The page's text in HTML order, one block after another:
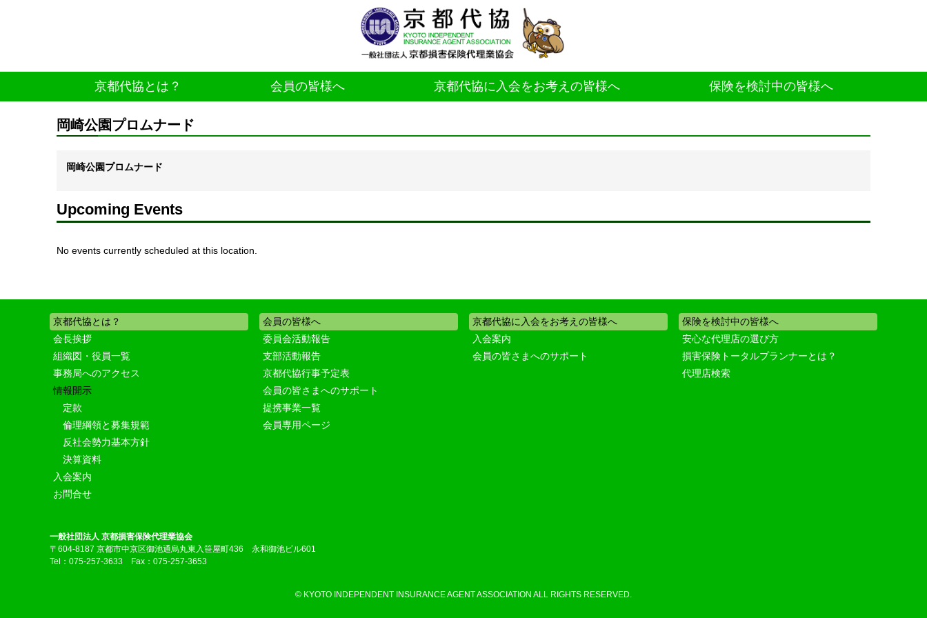
京都代協とは？ 会員の皆様へ 京都代協に入会をお考えの皆様へ 保険を検討中の皆様へ
岡崎公園プロムナード
岡崎公園プロムナード
Upcoming Events
No events currently scheduled at this location.
京都代協とは？
会長挨拶
組織図・役員一覧
事務局へのアクセス
情報開示
定款
倫理綱領と募集規範
反社会勢力基本方針
決算資料
入会案内
お問合せ
会員の皆様へ
委員会活動報告
支部活動報告
京都代協行事予定表
会員の皆さまへのサポート
提携事業一覧
会員専用ページ
京都代協に入会をお考えの皆様へ
入会案内
会員の皆さまへのサポート
保険を検討中の皆様へ
安心な代理店の選び方
損害保険トータルプランナーとは？
代理店検索
一般社団法人 京都損害保険代理業協会
〒604-8187 京都市中京区御池通烏丸東入笹屋町436 永和御池ビル601
Tel：075-257-3633 Fax：075-257-3653
© KYOTO INDEPENDENT INSURANCE AGENT ASSOCIATION ALL RIGHTS RESERVED.